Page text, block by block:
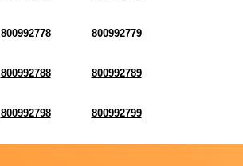
800992778 800992779
800992788 800992789
800992798 800992799